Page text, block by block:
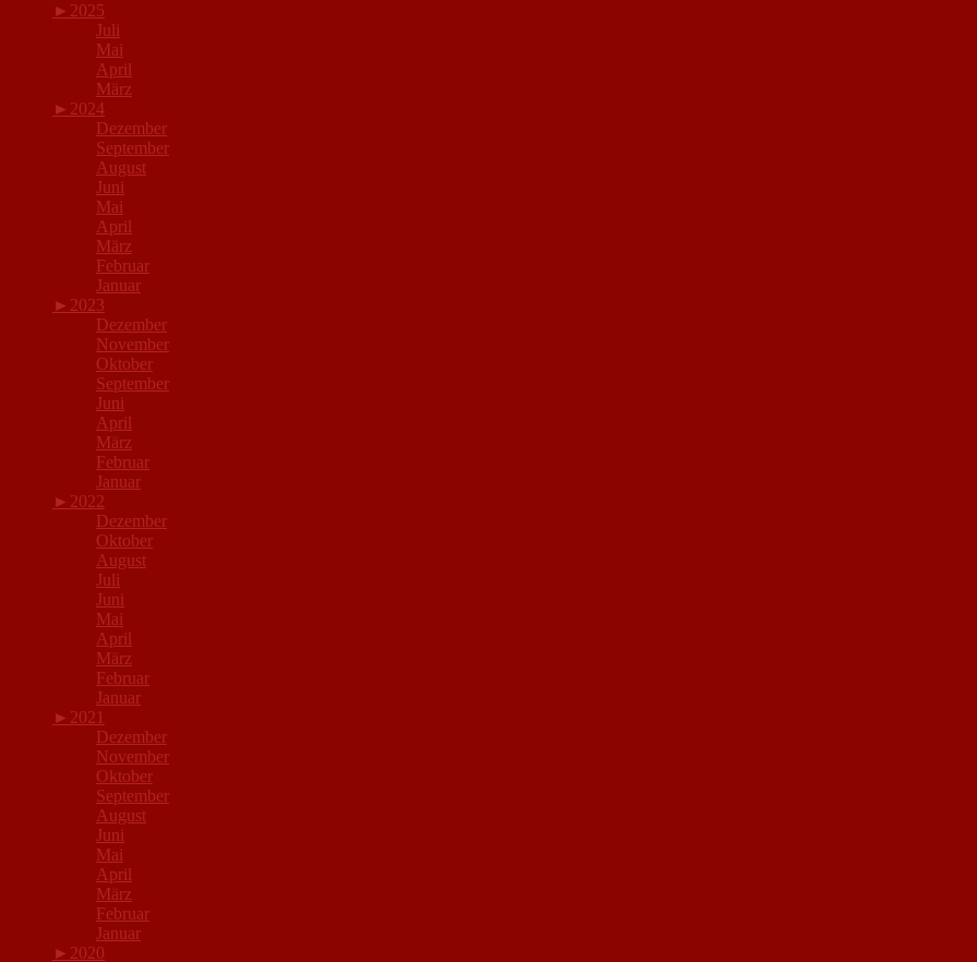
► 2025
Juli
Mai
April
März
► 2024
Dezember
September
August
Juni
Mai
April
März
Februar
Januar
► 2023
Dezember
November
Oktober
September
Juni
April
März
Februar
Januar
► 2022
Dezember
Oktober
August
Juli
Juni
Mai
April
März
Februar
Januar
► 2021
Dezember
November
Oktober
September
August
Juni
Mai
April
März
Februar
Januar
► 2020